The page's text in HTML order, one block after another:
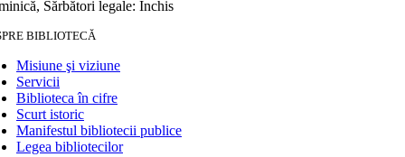
Sărbători legale: Închis
BIBLIOTECĂ
Misiune şi viziune
Servicii
Biblioteca în cifre
Scurt istoric
Manifestul bibliotecii publice
Legea bibliotecilor